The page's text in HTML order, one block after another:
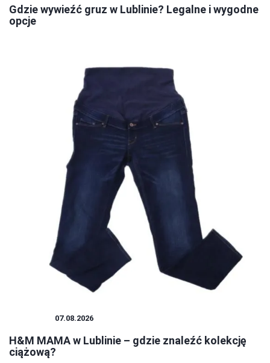
Gdzie wywieźć gruz w Lublinie? Legalne i wygodne
opcje
07.08.2026
H&M MAMA w Lublinie – gdzie znaleźć kolekcję
ciążową?